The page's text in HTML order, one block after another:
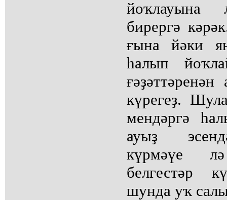
йоҡлауына
бирергә
ғына йәки
һалып
күрегеҙ.
мендәргә
ауыҙ
күрмәүе
белгестәр
шунда уҡ